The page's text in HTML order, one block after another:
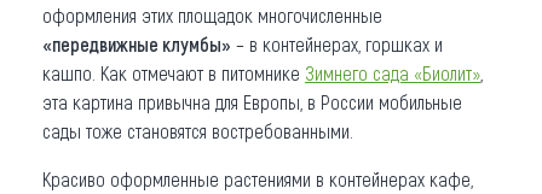
оформления этих площадок многочисленные
«передвижные клумбы» – в контейнерах, горшках и
кашпо. Как отмечают в питомнике Зимнего сада «Биолит»
эта картина привычна для Европы, в России мобильные
сады тоже становятся востребованными.
Красиво оформленные растениями в контейнерах кафе,